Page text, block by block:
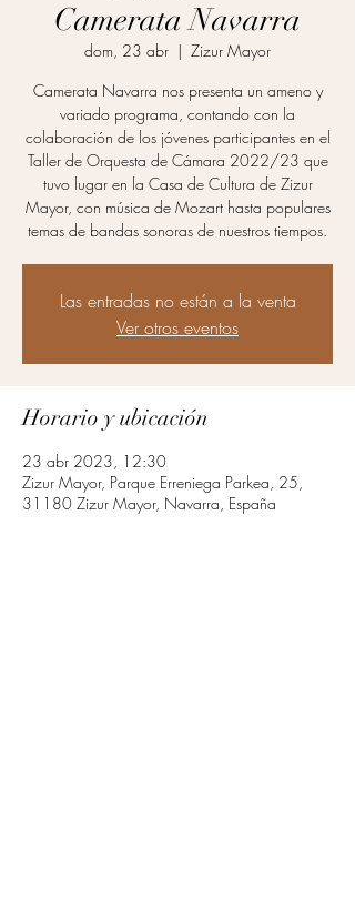
Camerata Navarra
dom, 23 abr
  |
Zizur Mayor
Camerata Navarra nos presenta un ameno y
variado programa, contando con la
colaboración de los jóvenes participantes en el
Taller de Orquesta de Cámara 2022/23 que
tuvo lugar en la Casa de Cultura de Zizur
Mayor, con música de Mozart hasta populares
temas de bandas sonoras de nuestros tiempos.
Las entradas no están a la venta
Ver otros eventos
Horario y ubicación
23 abr 2023, 12:30
Zizur Mayor, Parque Erreniega Parkea, 25,
31180 Zizur Mayor, Navarra, España